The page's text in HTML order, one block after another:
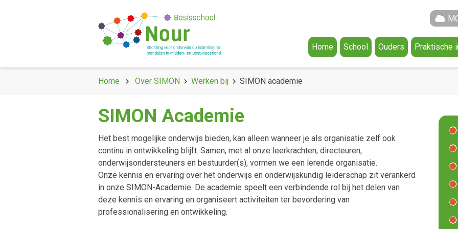
Home
School
Aanmelden
Algemeen
Missie en Visie @ Identiteit
Ouders
Praktische
Home Over SIMON Werken bij SIMON academie
SIMON Academie
Het best mogelijke onderwijs bieden, kan alleen wanneer je als organisatie zelf ook
continu in ontwikkeling blijft. Samen, met al onze leerkrachten, directeuren,
onderwijsondersteuners en bestuurder(s), vormen we een lerende organisatie.
Onze kennis en ervaring over het onderwijs en onderwijskundig leiderschap zit verankerd
in onze SIMON-Academie. De academie speelt een verbindende rol bij het delen van
deze kennis en ervaring en organiseert activiteiten ter bevordering van
professionalisering en ontwikkeling.